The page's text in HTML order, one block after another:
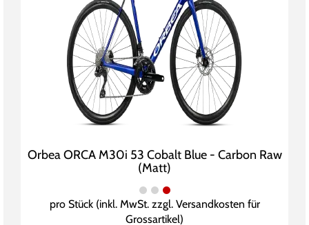
Orbea ORCA M30i 53 Cobalt Blue - Carbon Raw
(Matt)
pro Stück (inkl. MwSt. zzgl. Versandkosten für
Grossartikel)